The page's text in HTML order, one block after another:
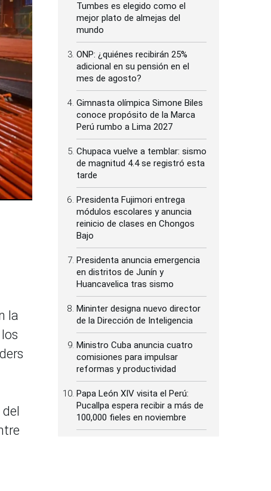
la
Tumbes es elegido como el
mejor plato de almejas del
mundo
ONP: ¿quiénes recibirán 25%
adicional en su pensión en el
mes de agosto?
Gimnasta olímpica Simone Biles
conoce propósito de la Marca
Perú rumbo a Lima 2027
Chupaca vuelve a temblar: sismo
de magnitud 4.4 se registró esta
tarde
Presidenta Fujimori entrega
módulos escolares y anuncia
reinicio de clases en Chongos
Bajo
Presidenta anuncia emergencia
en distritos de Junín y
Huancavelica tras sismo
Mininter designa nuevo director
de la Dirección de Inteligencia
Ministro Cuba anuncia cuatro
comisiones para impulsar
reformas y productividad
Papa León XIV visita el Perú:
Pucallpa espera recibir a más de
100,000 fieles en noviembre